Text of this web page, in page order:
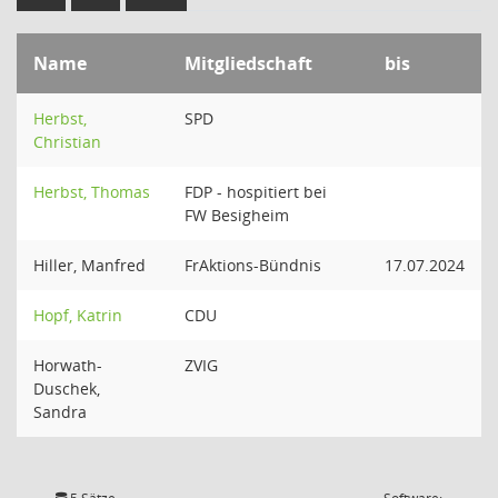
Name Mitgliedschaft bis
Herbst,
Christian
SPD
Herbst, Thomas
FDP - hospitiert bei
FW Besigheim
Hiller, Manfred FrAktions-Bündnis 17.07.2024
Hopf, Katrin CDU
Horwath-
Duschek,
Sandra
ZVIG